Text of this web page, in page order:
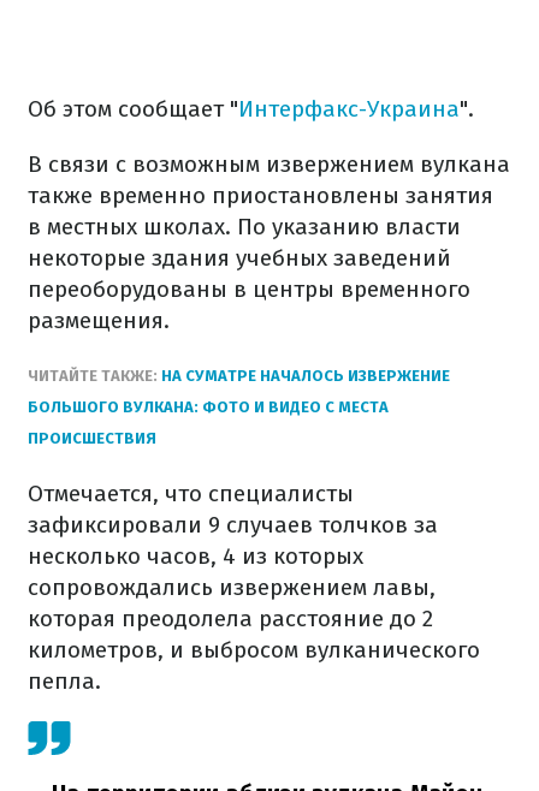
Об этом сообщает "Интерфакс-Украина".
В связи с возможным извержением вулкана
также временно приостановлены занятия
в местных школах. По указанию власти
некоторые здания учебных заведений
переоборудованы в центры временного
размещения.
ЧИТАЙТЕ ТАКЖЕ: НА СУМАТРЕ НАЧАЛОСЬ ИЗВЕРЖЕНИЕ
БОЛЬШОГО ВУЛКАНА: ФОТО И ВИДЕО С МЕСТА
ПРОИСШЕСТВИЯ
Отмечается, что специалисты
зафиксировали 9 случаев толчков за
несколько часов, 4 из которых
сопровождались извержением лавы,
которая преодолела расстояние до 2
километров, и выбросом вулканического
пепла.